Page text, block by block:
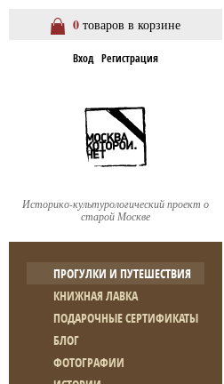
0 товаров в корзине
Вход Регистрация
Историко-культурологический проект о
старой Москве
ПРОГУЛКИ И ПУТЕШЕСТВИЯ
КНИЖНАЯ ЛАВКА
ПОДАРОЧНЫЕ СЕРТИФИКАТЫ
БЛОГ
ФОТОГРАФИИ